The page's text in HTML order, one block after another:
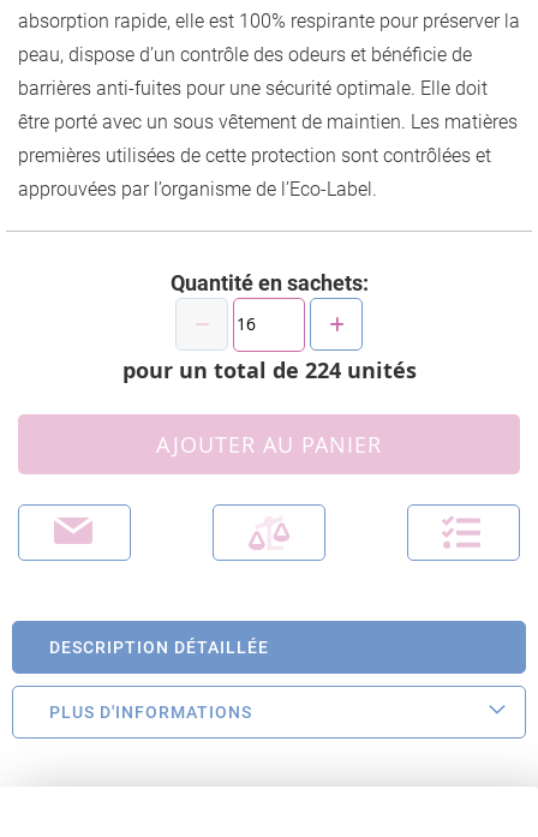
absorption rapide, elle est 100% respirante pour préserver la
peau, dispose d’un contrôle des odeurs et bénéficie de
barrières anti-fuites pour une sécurité optimale. Elle doit
être porté avec un sous vêtement de maintien. Les matières
premières utilisées de cette protection sont contrôlées et
approuvées par l’organisme de l’Eco-Label.
Quantité en sachets:
pour un total de 224unités
AJOUTER AU PANIER
DESCRIPTION DÉTAILLÉE
PLUS D'INFORMATIONS